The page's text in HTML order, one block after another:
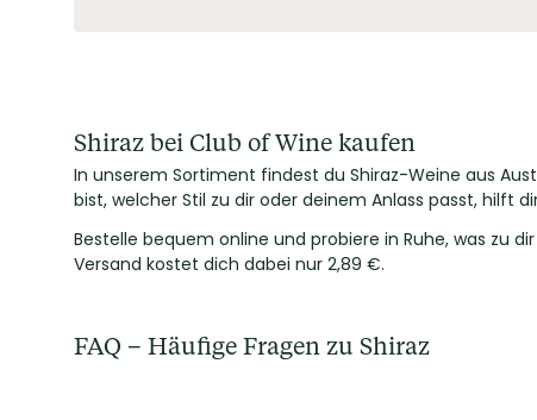
Shiraz bei Club of Wine kaufen
In unserem Sortiment findest du Shiraz-Weine aus
bist, welcher Stil zu dir oder deinem Anlass passt, hilft
Bestelle bequem online und probiere in Ruhe, was zu
Versand kostet dich dabei nur 2,89 €.
FAQ – Häufige Fragen zu Shiraz